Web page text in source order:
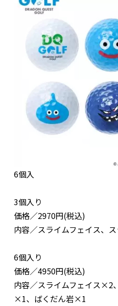
6個入
3個入り
価格／2970円(税込)
内容／スライムフェイス、
6個入り
価格／4950円(税込)
内容／スライムフェイス×2
×1、ばくだん岩×1